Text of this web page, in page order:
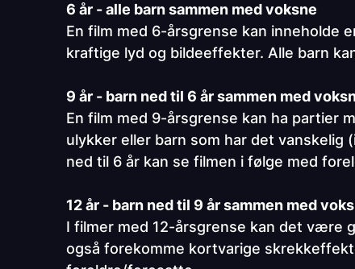
6 år - alle barn sammen med voksne
En film med 6-årsgrense kan inneholde
kraftige lyd og bildeeffekter. Alle barn
9 år - barn ned til 6 år sammen med
En film med 9-årsgrense kan ha partier
ulykker eller barn som har det
ned til 6 år kan se filmen i følge med
12 år - barn ned til 9 år sammen med
I filmer med 12-årsgrense kan det være
også forekomme kortvarige